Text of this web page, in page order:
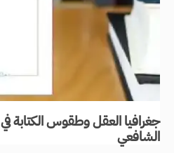
جغرافيا العقل وطقوس الكتابة
الشافعي